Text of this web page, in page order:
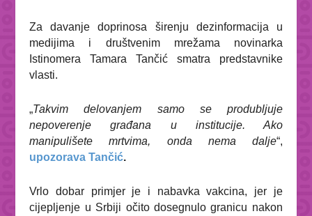
Za davanje doprinosa širenju dezinformacija u
medijima i društvenim mrežama novinarka
Istinomera Tamara Tančić smatra predstavnike
vlasti.
„Takvim delovanjem samo se produbljuje
nepoverenje građana u institucije. Ako
manipulišete mrtvima, onda nema dalje“,
upozorava Tančić.
Vrlo dobar primjer je i nabavka vakcina, jer je
cijepljenje u Srbiji očito dosegnulo granicu nakon